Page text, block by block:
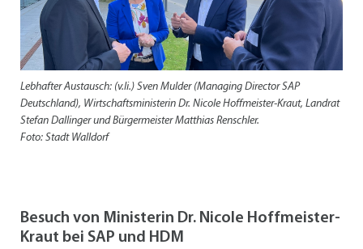
Lebhafter Austausch: (v.li.) Sven Mulder (Managing Director SAP
Deutschland), Wirtschaftsministerin Dr. Nicole Hoffmeister-Kraut, Landrat
Stefan Dallinger und Bürgermeister Matthias Renschler.
Foto: Stadt Walldorf
Besuch von Ministerin Dr. Nicole Hoffmeister-
Kraut bei SAP und HDM